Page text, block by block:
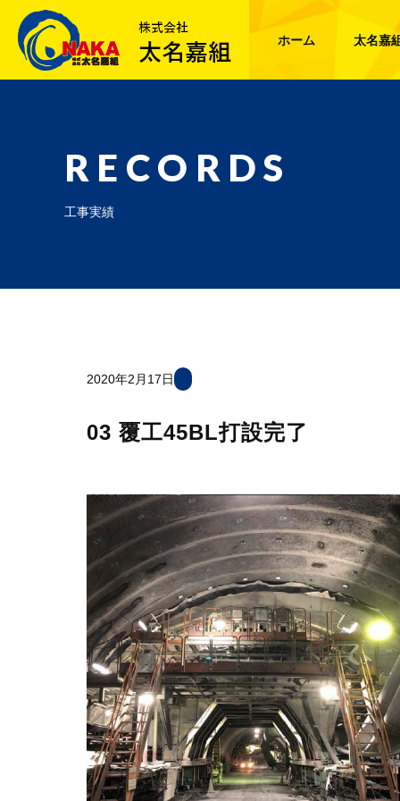
ホーム 太名嘉
RECORDS
工事実績
2020年2月17日
03 覆工45BL打設完了